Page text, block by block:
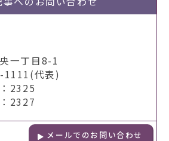
一丁目8-1
1111(代表)
2325
2327
メールでのお問い合わせ